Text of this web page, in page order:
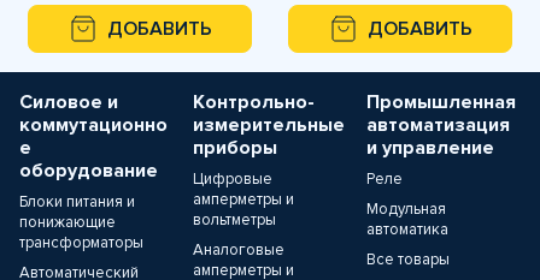
ДОБАВИТЬ
ДОБАВИТЬ
Силовое и
коммутационно
е
оборудование
Блоки питания и
понижающие
трансформаторы
Автоматический
Контрольно-
измерительные
приборы
Цифровые
амперметры и
вольтметры
Аналоговые
амперметры и
Промышленная
автоматизация
и управление
Реле
Модульная
автоматика
Все товары